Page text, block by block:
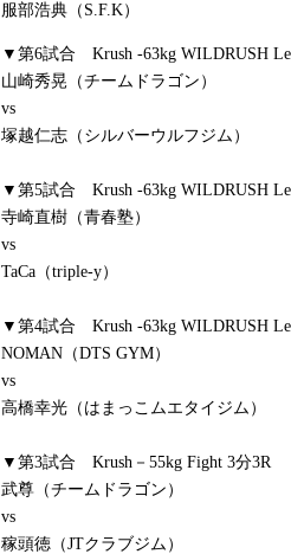
服部浩典（S.F.K）
▼第6試合 Krush -63kg WILDRUSH
山崎秀晃（チームドラゴン）
vs
塚越仁志（シルバーウルフジム）
▼第5試合 Krush -63kg WILDRUSH
寺崎直樹（青春塾）
vs
TaCa（triple-y）
▼第4試合 Krush -63kg WILDRUSH
NOMAN（DTS GYM）
vs
高橋幸光（はまっこムエタイジム）
▼第3試合 Krush－55kg Fight 3分3R
武尊（チームドラゴン）
vs
稼頭徳（JTクラブジム）